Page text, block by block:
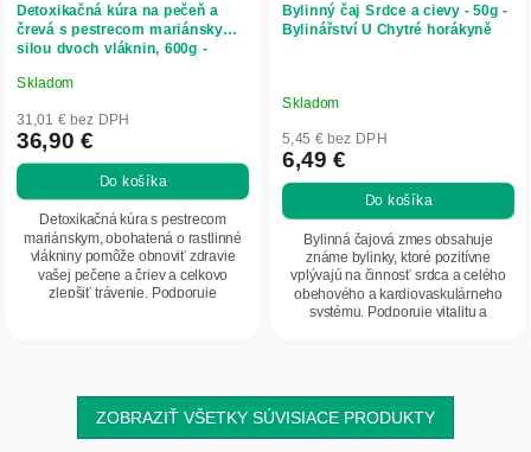
Detoxikačná kúra na pečeň a
črevá s pestrecom mariánskym a
silou dvoch vláknin, 600g -
Priemerné
hodnotenie
produktu
je
5,0
5
hviezdičiek.
Skladom
31,01 € bez DPH
36,90 €
Do košíka
Detoxikačná kúra s pestrecom
mariánskym, obohatená o rastlinné
vlákniny pomôže obnoviť zdravie
vašej pečene a čriev a celkovo
zlepšiť trávenie. Podporuje
Bylinný čaj Srdce a cievy - 50g -
Bylinářství U Chytré horákyně
Skladom
5,45 € bez DPH
6,49 €
Do košíka
Bylinná čajová zmes obsahuje
známe bylinky, ktoré pozitívne
vplývajú na činnosť srdca a celého
obehového a kardiovaskulárneho
systému. Podporuje vitalitu a
ZOBRAZIŤ VŠETKY SÚVISIACE PRODUKTY